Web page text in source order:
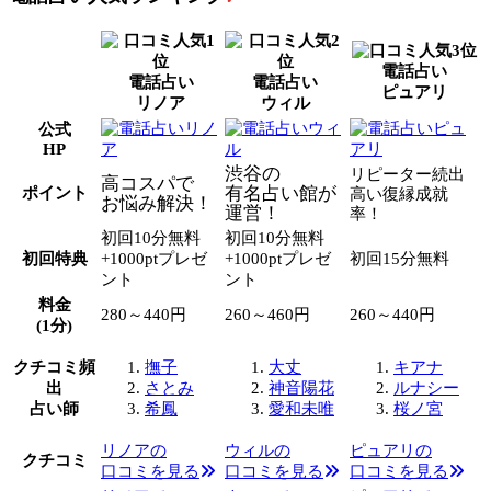
電話占い
リノア
電話占い
ウィル
電話占い
ピュアリ
公式
HP
ポイント
高コスパで
お悩み解決！
渋谷の
有名占い館が
運営！
リピーター続出
高い復縁成就
率！
初回特典
初回10分無料
+1000ptプレゼ
ント
初回10分無料
+1000ptプレゼ
ント
初回15分無料
料金
(1分)
280～440円 260～460円 260～440円
クチコミ頻
出
占い師
撫子
さとみ
希鳳
大丈
神音陽花
愛和未唯
キアナ
ルナシー
桜ノ宮
クチコミ
リノアの
口コミを見る
ウィルの
口コミを見る
ピュアリの
口コミを見る